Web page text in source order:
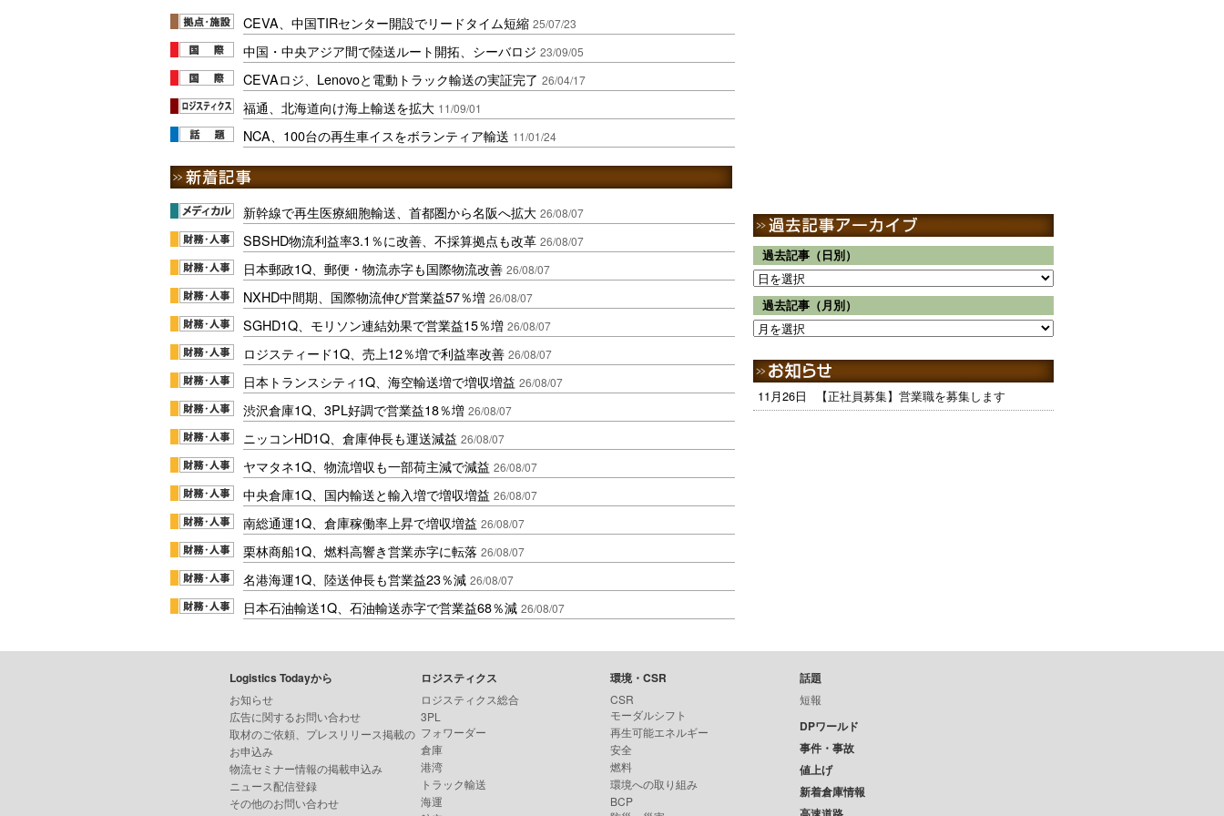
CEVA、中国TIRセンター開設でリードタイム短縮 25/07/23
中国・中央アジア間で陸送ルート開拓、シーバロジ 23/09/05
CEVAロジ、Lenovoと電動トラック輸送の実証完了 26/04/17
福通、北海道向け海上輸送を拡大 11/09/01
NCA、100台の再生車イスをボランティア輸送 11/01/24
新幹線で再生医療細胞輸送、首都圏から名阪へ拡大 26/08/07
SBSHD物流利益率3.1％に改善、不採算拠点も改革 26/08/07
日本郵政1Q、郵便・物流赤字も国際物流改善 26/08/07
NXHD中間期、国際物流伸び営業益57％増 26/08/07
SGHD1Q、モリソン連結効果で営業益15％増 26/08/07
ロジスティード1Q、売上12％増で利益率改善 26/08/07
日本トランスシティ1Q、海空輸送増で増収増益 26/08/07
渋沢倉庫1Q、3PL好調で営業益18％増 26/08/07
ニッコンHD1Q、倉庫伸長も運送減益 26/08/07
ヤマタネ1Q、物流増収も一部荷主減で減益 26/08/07
中央倉庫1Q、国内輸送と輸入増で増収増益 26/08/07
南総通運1Q、倉庫稼働率上昇で増収増益 26/08/07
栗林商船1Q、燃料高響き営業赤字に転落 26/08/07
名港海運1Q、陸送伸長も営業益23％減 26/08/07
日本石油輸送1Q、石油輸送赤字で営業益68％減 26/08/07
過去記事（日別）
過去記事（月別）
11月26日 【正社員募集】営業職を募集します
Logistics Todayから
お知らせ
広告に関するお問い合わせ
取材のご依頼、プレスリリース掲載の
お申込み
物流セミナー情報の掲載申込み
ニュース配信登録
その他のお問い合わせ
ロジスティクス
ロジスティクス総合
3PL
フォワーダー
倉庫
港湾
トラック輸送
海運
環境・CSR
CSR
モーダルシフト
再生可能エネルギー
安全
燃料
環境への取り組み
BCP
話題
短報
DPワールド
事件・事故
値上げ
新着倉庫情報